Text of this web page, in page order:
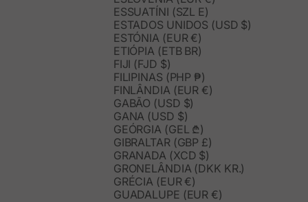
ESSUATÍNI (SZL E)
ESTADOS UNIDOS (USD $)
ESTÓNIA (EUR €)
ETIÓPIA (ETB BR)
FIJI (FJD $)
FILIPINAS (PHP ₱)
FINLÂNDIA (EUR €)
GABÃO (USD $)
GANA (USD $)
GEÓRGIA (GEL ₾)
GIBRALTAR (GBP £)
GRANADA (XCD $)
GRONELÂNDIA (DKK KR.)
GRÉCIA (EUR €)
GUADALUPE (EUR €)